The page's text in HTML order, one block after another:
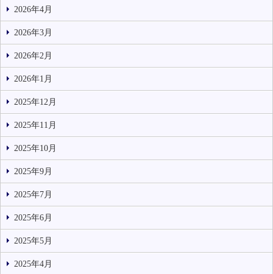
2026年4月
2026年3月
2026年2月
2026年1月
2025年12月
2025年11月
2025年10月
2025年9月
2025年7月
2025年6月
2025年5月
2025年4月